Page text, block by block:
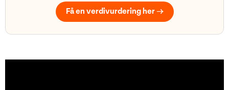
Få en verdivurdering her →